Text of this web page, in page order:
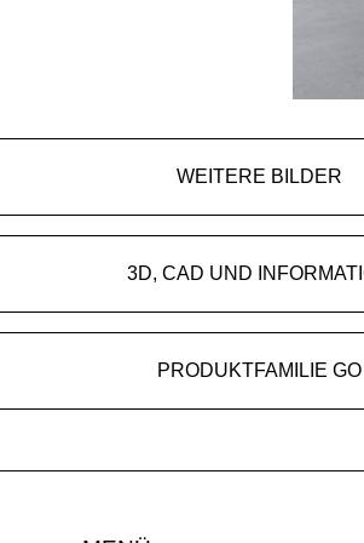
WEITERE BILDER
3D, CAD UND
PRODUKTFAMILIE GO